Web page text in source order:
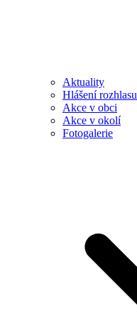
Aktuality
Hlášení rozhlasu
Akce v obci
Akce v okolí
Fotogalerie